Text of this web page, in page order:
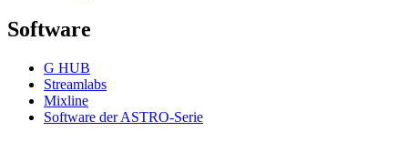
Software
G HUB
Streamlabs
Mixline
Software der ASTRO-Serie